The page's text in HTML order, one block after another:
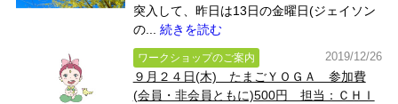
突入して、昨日は13日の金曜日(ジェイソン
の... 続きを読む
ワークショップのご案内 2019/12/26
９月２４日(木) たまごＹＯＧＡ 参加費
(会員・非会員ともに)500円 担当：ＣＨＩ